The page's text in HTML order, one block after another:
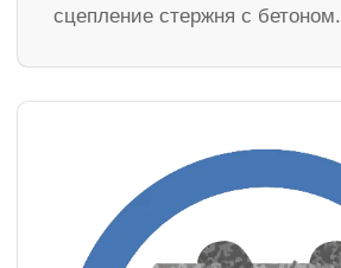
сцепление стержня с бетоном.